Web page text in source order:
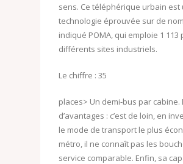
sens. Ce téléphérique urbain
technologie éprouvée sur de
indiqué POMA, qui emploie 1
différents sites industriels.
Le chiffre : 35
places> Un demi-bus par
d’avantages : c’est de loin, en
le mode de transport le plus
métro, il ne connaît pas les
service comparable. Enfin, sa